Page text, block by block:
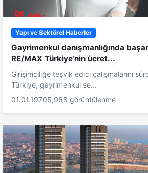
Yapı ve Sektörel Haberler
Gayrimenkul danışmanlığında
RE/MAX Türkiye’nin ücret...
Girişimciliğe teşvik edici çalışmalarını
Türkiye, gayrimenkul se...
01.01.19705,968 görüntülenme